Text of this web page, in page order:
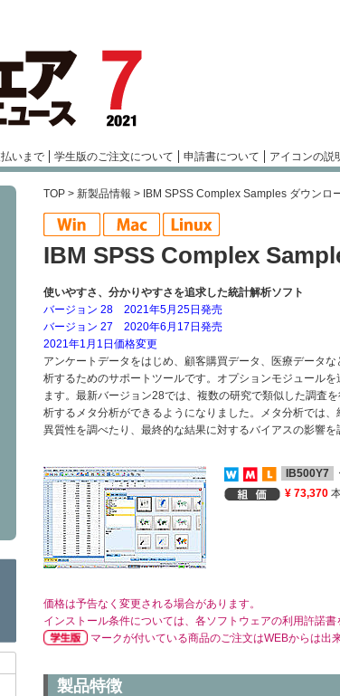
いまで 学生版のご注文について 申請書について アイコンの説
TOP > 新製品情報 > IBM SPSS Complex Samples ダウンロ
IBM SPSS Complex
使いやすさ、分かりやすさを追求した統計解析ソフト
バージョン 28 2021年5月25日発売
バージョン 27 2020年6月17日発売
2021年1月1日価格変更
アンケートデータをはじめ、顧客購買データ、医療データ
析するためのサポートツールです。オプションモジュール
ます。最新バージョン28では、複数の研究で類似した調査
析するメタ分析ができるようになりました。メタ分析では
異質性を調べたり、最終的な結果に対するバイアスの影響を
IB500Y7
¥ 73,370
価格は予告なく変更される場合があります。
インストール条件については、各ソフトウェアの利用許諾書
マークが付いている商品のご注文はWEBからは出
製品特徴